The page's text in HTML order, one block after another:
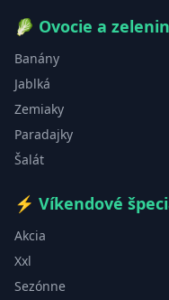
🥬 Ovocie a
Banány
Jablká
Zemiaky
Paradajky
Šalát
⚡ Víkendové
Akcia
Xxl
Sezónne